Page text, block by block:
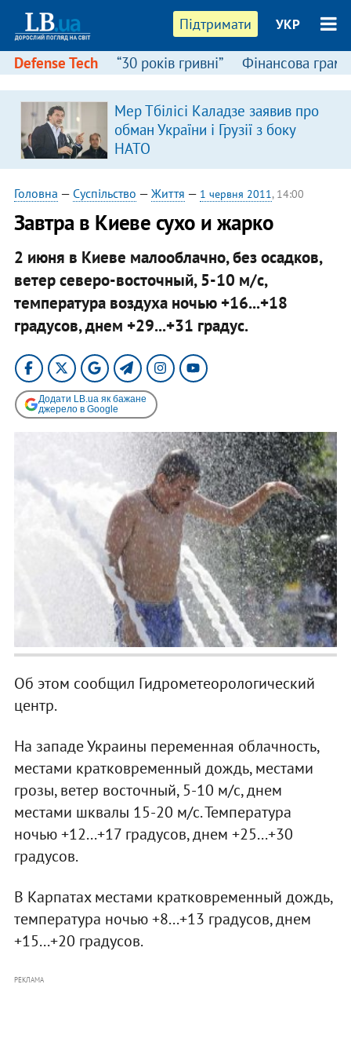
Підтримати УКР
Defense Tech “30 років гривні” Фінансова
Мер Тбілісі Каладзе заявив про
обман України і Грузії з боку
НАТО
Головна — Суспільство — Життя — 1 червня 2011, 14:00
Завтра в Киеве сухо и жарко
2 июня в Киеве малооблачно, без осадков,
ветер северо-восточный, 5-10 м/с,
температура воздуха ночью +16...+18
градусов, днем +29...+31 градус.
Додати LB.ua як бажане
джерело в Google
Об этом сообщил Гидрометеорологический
центр.
На западе Украины переменная облачность,
местами кратковременный дождь, местами
грозы, ветер восточный, 5-10 м/с, днем
местами шквалы 15-20 м/с. Температура
ночью +12...+17 градусов, днем +25...+30
градусов.
В Карпатах местами кратковременный дождь,
температура ночью +8...+13 градусов, днем
+15...+20 градусов.
РЕКЛАМА